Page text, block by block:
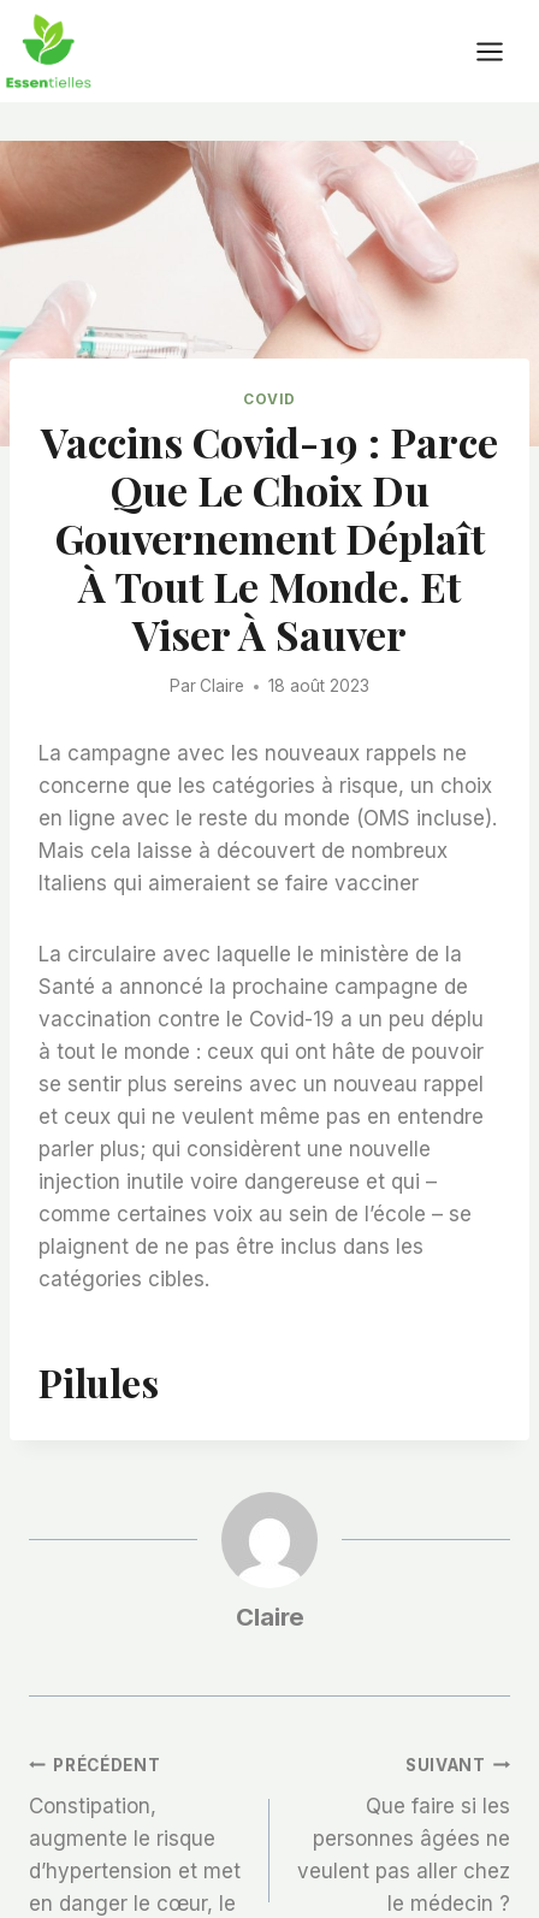
Skip
content
COVID
Vaccins Covid-19 : Parce
Que Le Choix Du
Gouvernement Déplaît
À Tout Le Monde. Et
Viser À Sauver
Par Claire 18 août 2023
La campagne avec les nouveaux rappels ne
concerne que les catégories à risque, un choix
en ligne avec le reste du monde (OMS incluse).
Mais cela laisse à découvert de nombreux
Italiens qui aimeraient se faire vacciner
La circulaire avec laquelle le ministère de la
Santé a annoncé la prochaine campagne de
vaccination contre le Covid-19 a un peu déplu
à tout le monde : ceux qui ont hâte de pouvoir
se sentir plus sereins avec un nouveau rappel
et ceux qui ne veulent même pas en entendre
parler plus; qui considèrent une nouvelle
injection inutile voire dangereuse et qui –
comme certaines voix au sein de l’école – se
plaignent de ne pas être inclus dans les
catégories cibles.
Pilules
Claire
Navigation
De
L’article
PRÉCÉDENT
Constipation,
augmente le risque
d’hypertension et met
en danger le cœur, le
SUIVANT
Que faire si les
personnes âgées ne
veulent pas aller chez
le médecin ?